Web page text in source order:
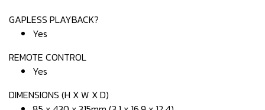
GAPLESS PLAYBACK?
Yes
REMOTE CONTROL
Yes
DIMENSIONS (H X W X D)